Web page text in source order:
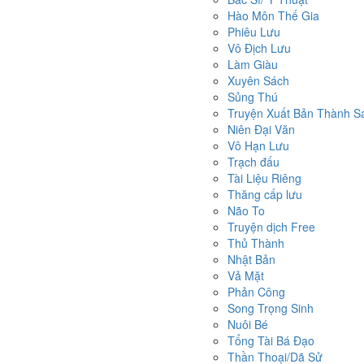
Hào Môn Thế Gia
Phiêu Lưu
Vô Địch Lưu
Làm Giàu
Xuyên Sách
Sủng Thú
Truyện Xuất Bản Thành
Niên Đại Văn
Vô Hạn Lưu
Trạch đấu
Tài Liệu Riêng
Thăng cấp lưu
Não To
Truyện dịch Free
Thủ Thành
Nhật Bản
Vả Mặt
Phản Công
Song Trọng Sinh
Nuôi Bé
Tổng Tài Bá Đạo
Thần Thoại/Dã Sử